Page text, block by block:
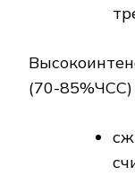
(70-85%ЧСС)